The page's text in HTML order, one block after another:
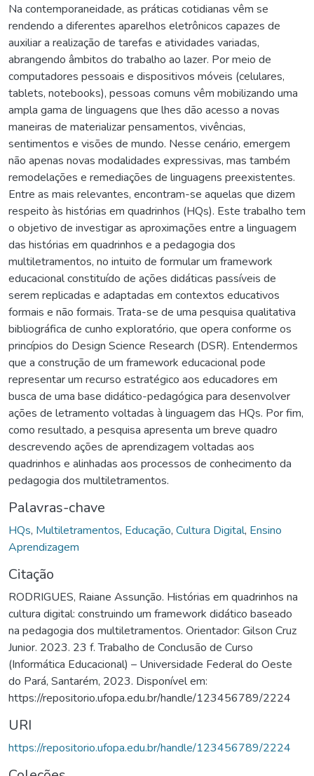
Na contemporaneidade, as práticas cotidianas vêm se
rendendo a diferentes aparelhos eletrônicos capazes de
auxiliar a realização de tarefas e atividades variadas,
abrangendo âmbitos do trabalho ao lazer. Por meio de
computadores pessoais e dispositivos móveis (celulares,
tablets, notebooks), pessoas comuns vêm mobilizando uma
ampla gama de linguagens que lhes dão acesso a novas
maneiras de materializar pensamentos, vivências,
sentimentos e visões de mundo. Nesse cenário, emergem
não apenas novas modalidades expressivas, mas também
remodelações e remediações de linguagens preexistentes.
Entre as mais relevantes, encontram-se aquelas que dizem
respeito às histórias em quadrinhos (HQs). Este trabalho tem
o objetivo de investigar as aproximações entre a linguagem
das histórias em quadrinhos e a pedagogia dos
multiletramentos, no intuito de formular um framework
educacional constituído de ações didáticas passíveis de
serem replicadas e adaptadas em contextos educativos
formais e não formais. Trata-se de uma pesquisa qualitativa
bibliográfica de cunho exploratório, que opera conforme os
princípios do Design Science Research (DSR). Entendermos
que a construção de um framework educacional pode
representar um recurso estratégico aos educadores em
busca de uma base didático-pedagógica para desenvolver
ações de letramento voltadas à linguagem das HQs. Por fim,
como resultado, a pesquisa apresenta um breve quadro
descrevendo ações de aprendizagem voltadas aos
quadrinhos e alinhadas aos processos de conhecimento da
pedagogia dos multiletramentos.
Palavras-chave
HQs, Multiletramentos, Educação, Cultura Digital, Ensino
Aprendizagem
Citação
RODRIGUES, Raiane Assunção. Histórias em quadrinhos na
cultura digital: construindo um framework didático baseado
na pedagogia dos multiletramentos. Orientador: Gilson Cruz
Junior. 2023. 23 f. Trabalho de Conclusão de Curso
(Informática Educacional) – Universidade Federal do Oeste
do Pará, Santarém, 2023. Disponível em:
https://repositorio.ufopa.edu.br/handle/123456789/2224
URI
https://repositorio.ufopa.edu.br/handle/123456789/2224